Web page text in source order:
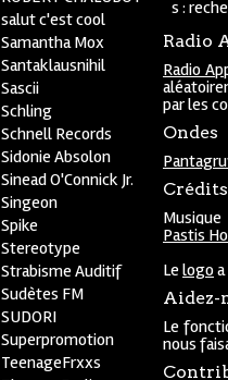
s :
Radio
Radio
par les
Ondes
Crédits
Pastis
Le logo
Aidez-
Le
nous
salut c'est cool
Samantha Mox
Santaklausnihil
Sascii
Schling
Schnell Records
Sidonie Absolon
Sinead O'Connick Jr.
Singeon
Spike
Stereotype
Strabisme Auditif
Sudètes FM
SUDORI
Superpromotion
TeenageFrxxs